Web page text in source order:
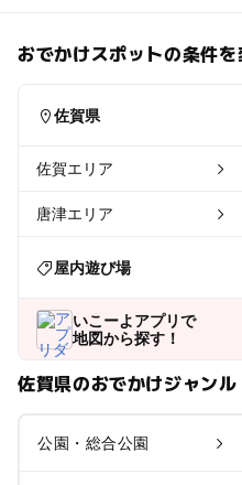
おでかけスポットの条件を
佐賀県
佐賀エリア
唐津エリア
屋内遊び場
いこーよアプリで
地図から探す！
佐賀県のおでかけジャンル
公園・総合公園